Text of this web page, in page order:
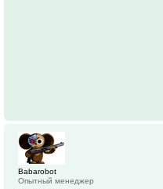
Babarobot
Опытный менеджер